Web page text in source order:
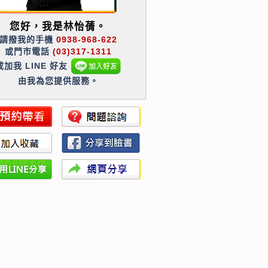
您好，我是林怡蒨。
撥我的手機 0938-968-622
或門市電話 (03)317-1311
加我 LINE 好友
由我為您提供服務。